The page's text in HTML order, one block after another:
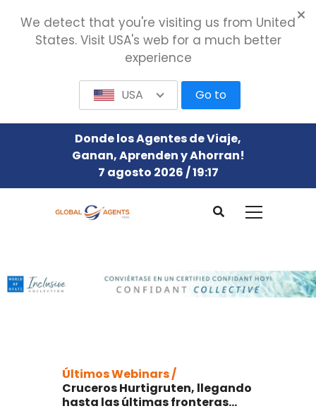
Donde los Agentes de Viaje,
Ganan, Aprenden y Ahorran!
7 agosto 2026 / 19:17
Últimos Webinars /
Cruceros Hurtigruten, llegando
hasta las últimas fronteras…
We detect that you're visiting us from United
States. Visit USA's web for a much better
experience
USA Go to